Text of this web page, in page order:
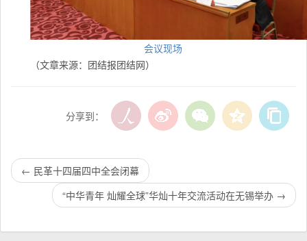
会议现场
（文章来源：团结报团结网）
分享到：
← 民革十四届四中全会闭幕
“中华青年 灿耀全球”华灿十年交流活动在无锡举办 →